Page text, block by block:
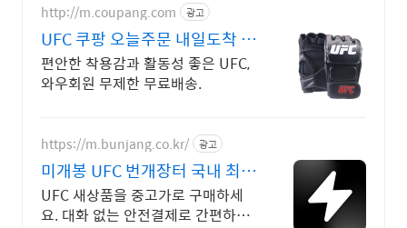
http://m.coupang.com 광고
UFC 쿠팡 오늘주문 내일도착 로
켓배송
편안한 착용감과 활동성 좋은 UFC,
와우회원 무제한 무료배송.
https://m.bunjang.co.kr/ 광고
미개봉 UFC 번개장터 국내 최대
브랜드 중고거래
UFC 새상품을 중고가로 구매하세
요. 대화 없는 안전결제로 간편하게!